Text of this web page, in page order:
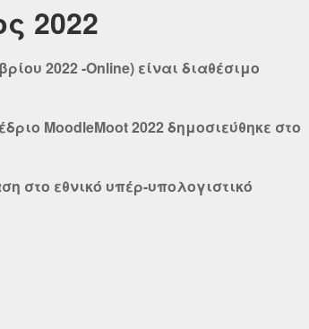
2022
2022 -Online) είναι διαθέσιμο
MoodleMoot 2022 δημοσιεύθηκε στο
στο εθνικό υπέρ-υπολογιστικό